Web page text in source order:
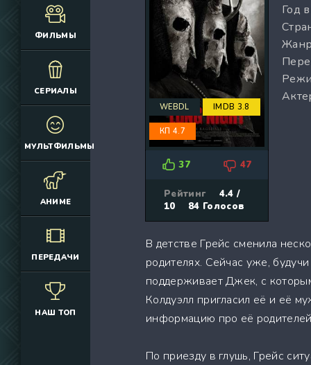
ФИЛЬМЫ
(12925)
(4392)
(6692)
(2645)
(2752)
(2164)
(10686)
(7063)
(3006)
(308)
(4415)
(3222)
(3576)
(576)
(34291)
(737)
СЕРИАЛЫ
(3076)
(2166)
(660)
(1830)
(324)
(884)
(12174)
(335)
МУЛЬТФИЛЬМЫ
АНИМЕ
ПЕРЕДАЧИ
НАШ ТОП
WEBDL IMDB 3.8
КП 4.7
37 47
Рейтинг
4.4 /
10
84 Голосов
Год
В детстве Грейс сменила
родителях. Сейчас уже,
поддерживает Джек, с
Колдуэлл пригласил её и её
информацию про её
По приезду в глушь, Грейс